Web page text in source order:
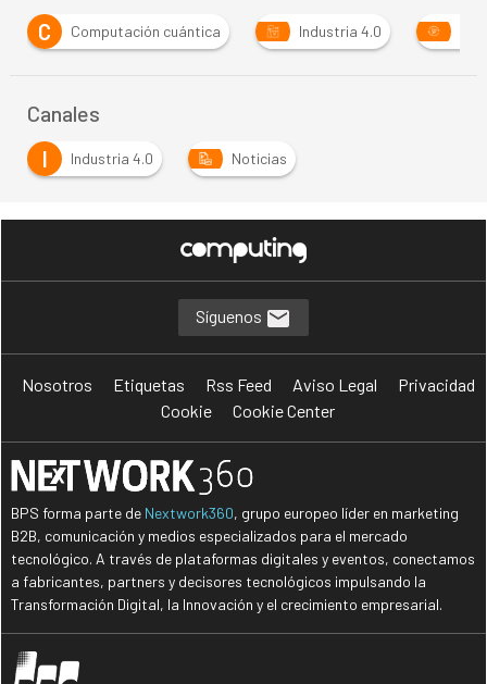
Computación cuántica Industria 4.0
Canales
I
Industria 4.0 Noticias
Síguenos
Nosotros Etiquetas Rss Feed Aviso Legal
Privacidad
Cookie
Cookie Center
BPS forma parte de Nextwork360, grupo europeo líder en marketing
B2B, comunicación y medios especializados para el mercado
tecnológico. A través de plataformas digitales y eventos, conectamos
a fabricantes, partners y decisores tecnológicos impulsando la
Transformación Digital, la Innovación y el crecimiento empresarial.